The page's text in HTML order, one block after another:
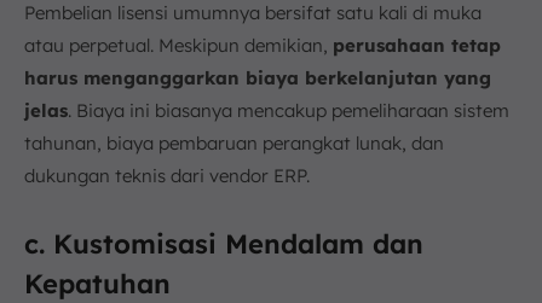
Pembelian lisensi umumnya bersifat satu kali di muka
atau perpetual. Meskipun demikian, perusahaan tetap
harus menganggarkan biaya berkelanjutan yang
jelas. Biaya ini biasanya mencakup pemeliharaan sistem
tahunan, biaya pembaruan perangkat lunak, dan
dukungan teknis dari vendor ERP.
c. Kustomisasi Mendalam dan
Kepatuhan